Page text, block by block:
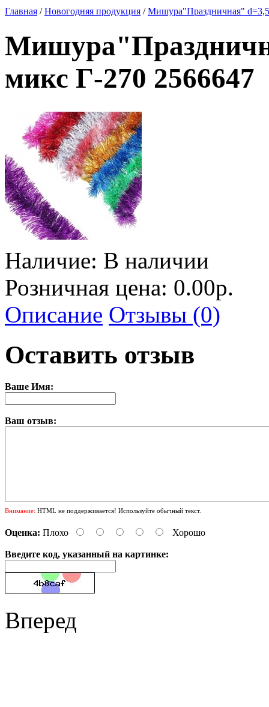
Главная /Новогодняя продукция /Мишура"Праздничная"
микс Г-270 2566647
Наличие: В наличии
Розничная цена: 0.00р.
Описание Отзывы (0)
Оставить отзыв
Ваше Имя:
Ваш отзыв:
Внимание: HTML не поддерживается! Используйте обычный текст.
Оценка: Плохо Хорошо
Введите код, указанный на картинке:
Вперед